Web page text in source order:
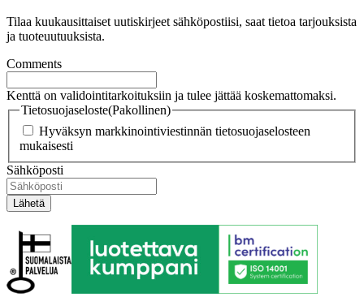
Tilaa kuukausittaiset uutiskirjeet sähköpostiisi, saat tietoa tarjouksista
ja tuoteuutuuksista.
Comments
Kenttä on validointitarkoituksiin ja tulee jättää koskemattomaksi.
Tietosuojaseloste(Pakollinen)
Hyväksyn markkinointiviestinnän tietosuojaselosteen
mukaisesti
Sähköposti